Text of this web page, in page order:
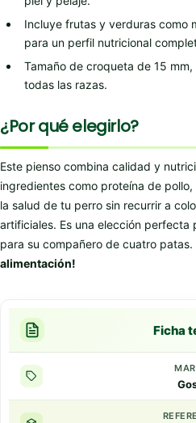
Incluye frutas y verduras como
para un perfil nutricional
Tamaño de croqueta de 15
todas las razas.
¿Por qué elegirlo?
Este pienso combina calidad y
ingredientes como proteína de
la salud de tu perro sin recurrir a
artificiales. Es una elección perfecta
para su compañero de cuatro patas.
alimentación!
Ficha